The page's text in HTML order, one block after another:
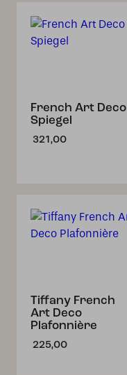
French Art Deco
Spiegel
321,00
Tiffany French
Art Deco
Plafonnière
225,00